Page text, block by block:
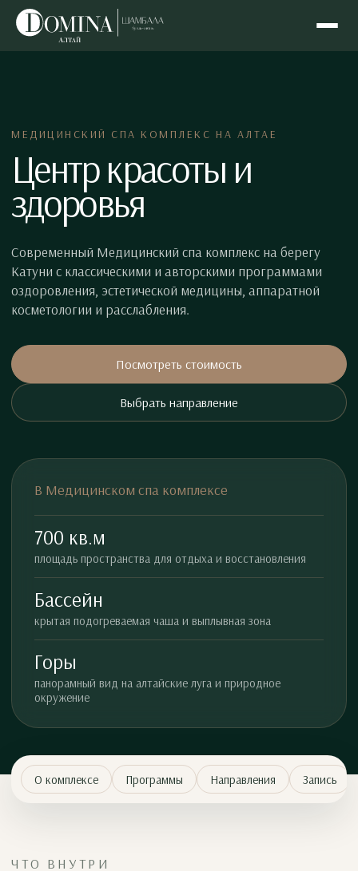
МЕДИЦИНСКИЙ СПА КОМПЛЕКС НА АЛТАЕ
Центр красоты и
здоровья
Cовременный Медицинский спа комплекс на берегу
Катуни с классическими и авторскими программами
оздоровления, эстетической медицины, аппаратной
косметологии и расслабления.
Посмотреть стоимость
Выбрать направление
В Медицинском спа комплексе
700 кв.м
площадь пространства для отдыха и восстановления
Бассейн
крытая подогреваемая чаша и выплывная зона
Горы
панорамный вид на алтайские луга и природное
окружение
О комплексе Программы Направления Запись
ЧТО ВНУТРИ